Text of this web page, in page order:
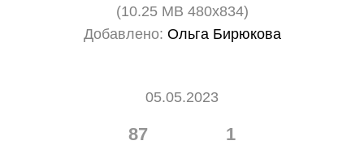
(10.25 MB 480x834)
Добавлено: Ольга Бирюкова
05.05.2023
87 1